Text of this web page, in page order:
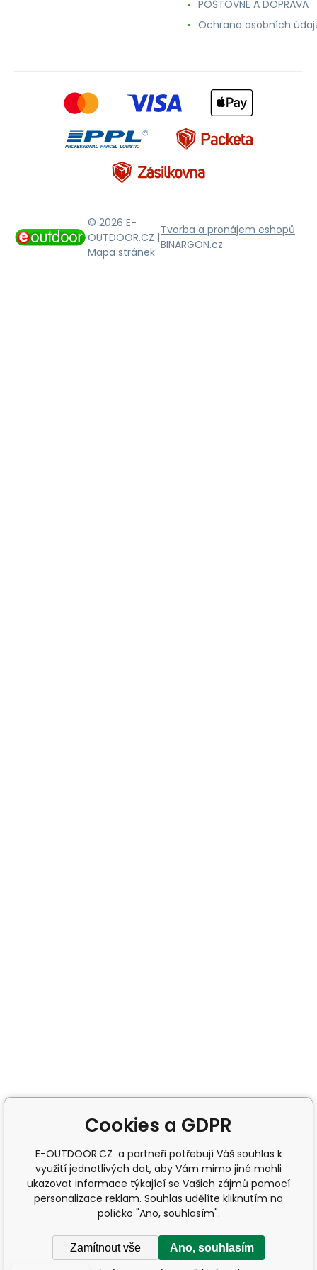
POŠTOVNÉ A DOPRAVA
Ochrana osobních
© 2026 E-
OUTDOOR.CZ |
Mapa stránek
Tvorba a pronájem eshopů
BINARGON.cz
Cookies a GDPR
E-OUTDOOR.CZ a partneři potřebují Váš souhlas k
využití jednotlivých dat, aby Vám mimo jiné mohli
ukazovat informace týkající se Vašich zájmů pomocí
personalizace reklam. Souhlas udělíte kliknutím na
políčko "Ano, souhlasím".
Zamítnout vše Ano, souhlasím